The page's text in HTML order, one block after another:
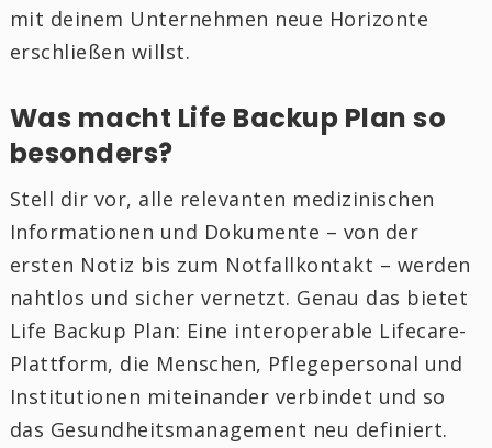
mit deinem Unternehmen neue Horizonte
erschließen willst.
Was macht Life Backup Plan so
besonders?
Stell dir vor, alle relevanten medizinischen
Informationen und Dokumente – von der
ersten Notiz bis zum Notfallkontakt – werden
nahtlos und sicher vernetzt. Genau das bietet
Life Backup Plan: Eine interoperable Lifecare-
Plattform, die Menschen, Pflegepersonal und
Institutionen miteinander verbindet und so
das Gesundheitsmanagement neu definiert.